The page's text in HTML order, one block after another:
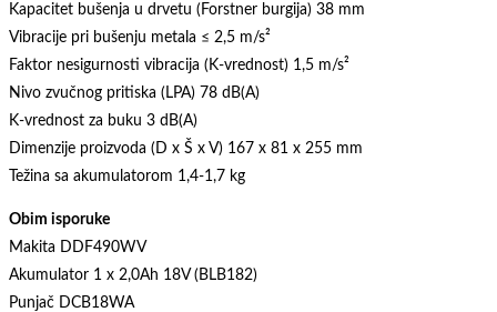
Kapacitet bušenja u drvetu (Forstner burgija) 38 mm
Vibracije pri bušenju metala ≤ 2,5 m/s²
Faktor nesigurnosti vibracija (K-vrednost) 1,5 m/s²
Nivo zvučnog pritiska (LPA) 78 dB(A)
K-vrednost za buku 3 dB(A)
Dimenzije proizvoda (D x Š x V) 167 x 81 x 255 mm
Težina sa akumulatorom 1,4-1,7 kg
Obim isporuke
Makita DDF490WV
Akumulator 1 x 2,0Ah 18V (BLB182)
Punjač DCB18WA